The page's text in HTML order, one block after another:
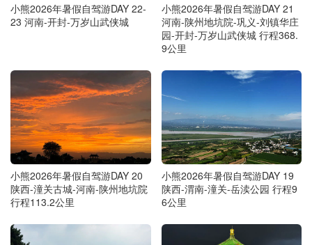
小熊2026年暑假自驾游DAY 22-
23 河南-开封-万岁山武侠城
小熊2026年暑假自驾游DAY 21
河南-陕州地坑院-巩义-刘镇华庄
园-开封-万岁山武侠城 行程368.
9公里
小熊2026年暑假自驾游DAY 20
陕西-潼关古城-河南-陕州地坑院
行程113.2公里
小熊2026年暑假自驾游DAY 19
陕西-渭南-潼关-岳渎公园 行程9
6公里